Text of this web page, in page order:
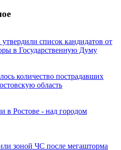
список кандидатов от
в Государственную Думу
количество пострадавших
область
Ростове - над городом
зоной ЧС после мегашторма